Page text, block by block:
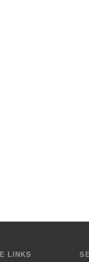
LINKS